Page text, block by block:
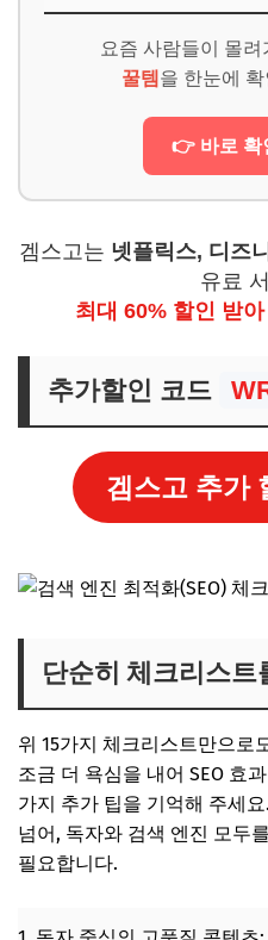
요즘 사람들이 몰
꿀템 을 한눈에
👉 바로 확
겜스고는 넷플릭스, 디즈
유료
최대 60% 할인 받아
추가할인 코드
겜스고 추가
단순히 체크리스트
위 15가지 체크리스트만으로
조금 더 욕심을 내어 SEO 효
가지 추가 팁을 기억해 주세
넘어, 독자와 검색 엔진 모두
필요합니다.